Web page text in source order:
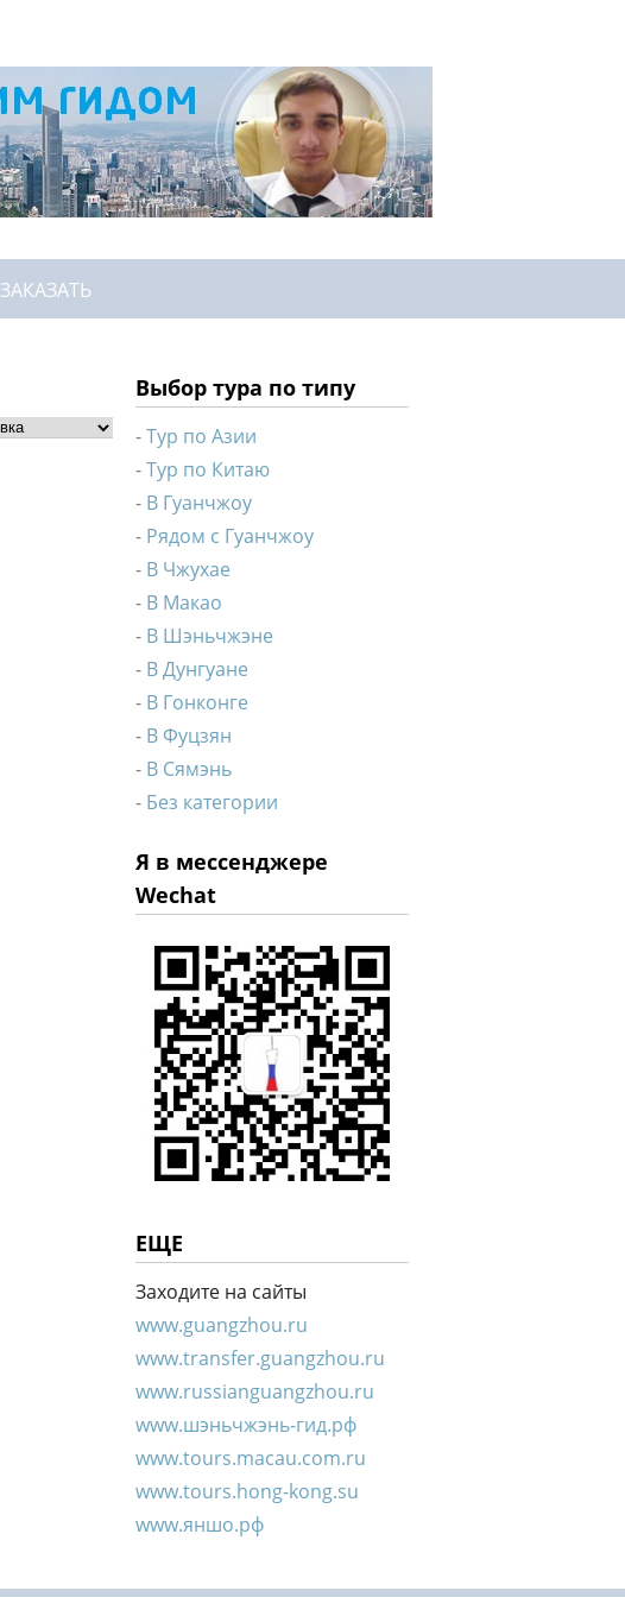
ЗАКАЗАТЬ
Выбор тура по типу
Тур по Азии
Тур по Китаю
В Гуанчжоу
Рядом с Гуанчжоу
В Чжухае
В Макао
В Шэньчжэне
В Дунгуане
В Гонконге
В Фуцзян
В Сямэнь
Без категории
Я в мессенджере
Wechat
ЕЩЕ
Заходите на сайты
www.guangzhou.ru
www.transfer.guangzhou.ru
www.russianguangzhou.ru
www.шэньчжэнь-гид.рф
www.tours.macau.com.ru
www.tours.hong-kong.su
www.яншо.рф